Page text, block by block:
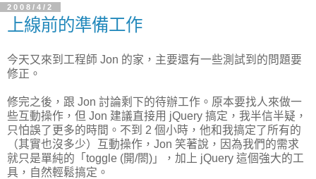
2008/4/2
上線前的準備工作
今天又來到工程師 Jon 的家，主要還有一些測試到的問題要
修正。
修完之後，跟 Jon 討論剩下的待辦工作。原本要找人來做一
些互動操作，但 Jon 建議直接用 jQuery 搞定，我半信半疑，
只怕誤了更多的時間。不到 2 個小時，他和我搞定了所有的
（其實也沒多少）互動操作，Jon 笑著說，因為我們的需求
就只是單純的「toggle (開/閤)」，加上 jQuery 這個強大的工
具，自然輕鬆搞定。